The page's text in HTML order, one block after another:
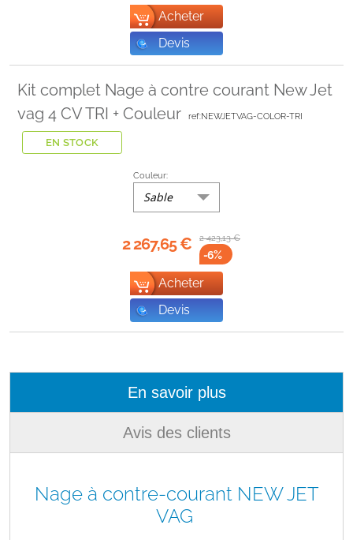
Acheter
Devis
Kit complet Nage à contre courant New Jet
vag 4 CV TRI + Couleur
ref:NEWJETVAG-COLOR-TRI
EN STOCK
Couleur:
Sable
2 267,65€ 2 423,13€
-6%
Acheter
Devis
En savoir plus
Avis des clients
Nage à contre-courant NEW JET
VAG